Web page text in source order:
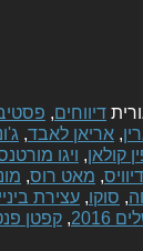
דיווחים,
, אריאן לאבד,
קולאן, ויגו
, מאט רוס,
, סוקו, עצירת
, קפטן